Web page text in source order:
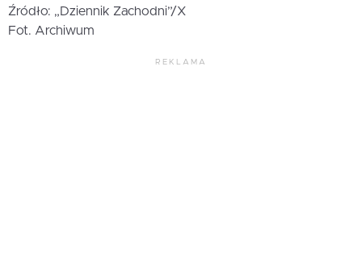
Źródło: „Dziennik Zachodni”/X
Fot. Archiwum
REKLAMA